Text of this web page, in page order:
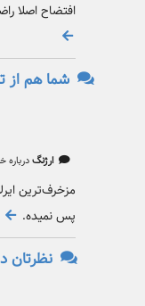
افتضاح اصلا راضی نبودم،۲ بار
شما هم از
ارژنگ
مزخرف‌ترین
پس نمیده.
نظرتان